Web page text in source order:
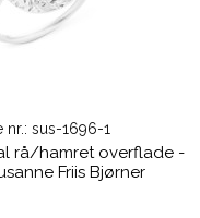
nr.: sus-1696-1
rå/hamret overflade -
Friis Bjørner